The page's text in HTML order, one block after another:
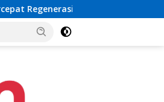
Diprioritaskan Pimpin Struktur